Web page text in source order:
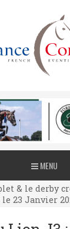
MENU
& le derby
23 Janvier
& le derby
23 Janvier
23 Janvier